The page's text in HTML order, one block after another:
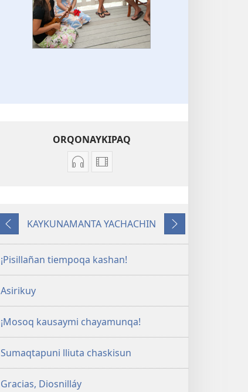
ORQONAYKIPAQ
Kaypin
Munay
Videopi
takikuna
Kutiy
KAYKUNAMANTA YACHACHIN
Qatimuq
¡Pisillañan tiempoqa kashan!
Asirikuy
¡Mosoq kausaymi chayamunqa!
Sumaqtapuni lliuta chaskisun
Gracias, Diosnilláy